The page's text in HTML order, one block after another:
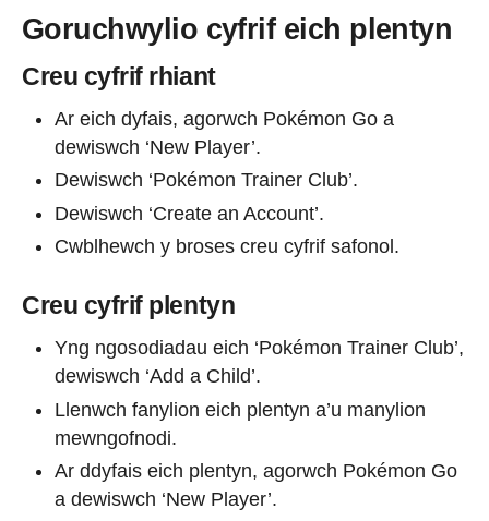
Goruchwylio cyfrif eich plentyn
Creu cyfrif rhiant
Ar eich dyfais, agorwch Pokémon Go a
dewiswch ‘New Player’.
Dewiswch ‘Pokémon Trainer Club’.
Dewiswch ‘Create an Account’.
Cwblhewch y broses creu cyfrif safonol.
Creu cyfrif plentyn
Yng ngosodiadau eich ‘Pokémon Trainer Club’,
dewiswch ‘Add a Child’.
Llenwch fanylion eich plentyn a’u manylion
mewngofnodi.
Ar ddyfais eich plentyn, agorwch Pokémon Go
a dewiswch ‘New Player’.